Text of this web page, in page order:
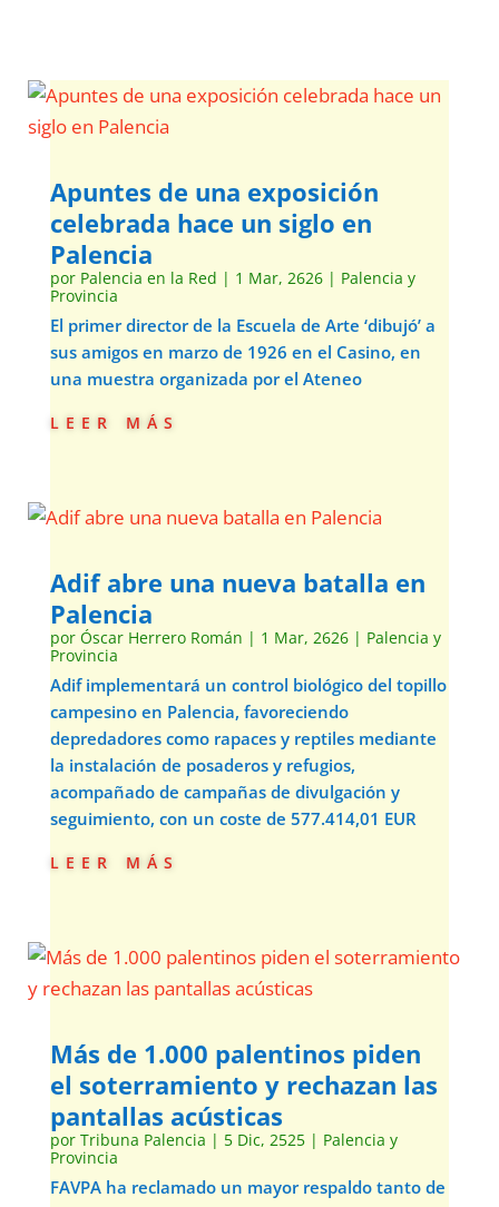
Apuntes de una exposición
celebrada hace un siglo en
Palencia
por Palencia en la Red | 1 Mar, 2626| Palencia y
Provincia
El primer director de la Escuela de Arte ‘dibujó’ a
sus amigos en marzo de 1926 en el Casino, en
una muestra organizada por el Ateneo
leer más
Adif abre una nueva batalla en
Palencia
por Óscar Herrero Román | 1 Mar, 2626| Palencia y
Provincia
Adif implementará un control biológico del topillo
campesino en Palencia, favoreciendo
depredadores como rapaces y reptiles mediante
la instalación de posaderos y refugios,
acompañado de campañas de divulgación y
seguimiento, con un coste de 577.414,01 EUR
leer más
Más de 1.000 palentinos piden
el soterramiento y rechazan las
pantallas acústicas
por Tribuna Palencia | 5 Dic, 2525| Palencia y
Provincia
FAVPA ha reclamado un mayor respaldo tanto de